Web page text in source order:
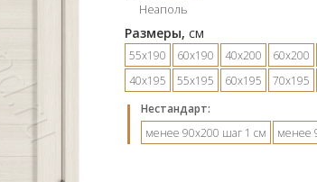
Неаполь
Размеры, см
55х190 60х190 40х200 60х200
40х195
55х195 60х195 70х195
Hестандарт:
менее 90х200 шаг 1 см
менее